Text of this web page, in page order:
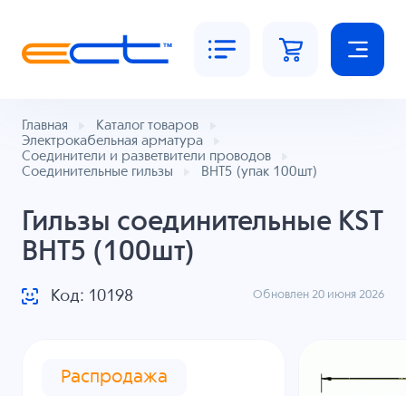
Главная
Каталог товаров
Электрокабельная арматура
Соединители и разветвители проводов
Соединительные гильзы
BHT5 (упак 100шт)
Гильзы соединительные KST
BHT5 (100шт)
Код: 10198 Обновлен 20 июня 2026
Распродажа